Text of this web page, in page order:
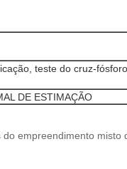
teste do cruz-fósforo
DE ESTIMAÇÃO
empreendimento